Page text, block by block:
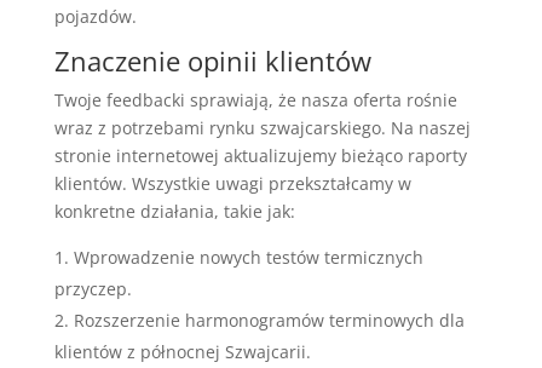
pojazdów.
Znaczenie opinii klientów
Twoje feedbacki sprawiają, że nasza oferta rośnie
wraz z potrzebami rynku szwajcarskiego. Na naszej
stronie internetowej aktualizujemy bieżąco raporty
klientów. Wszystkie uwagi przekształcamy w
konkretne działania, takie jak:
Wprowadzenie nowych testów termicznych
przyczep.
Rozszerzenie harmonogramów terminowych dla
klientów z północnej Szwajcarii.